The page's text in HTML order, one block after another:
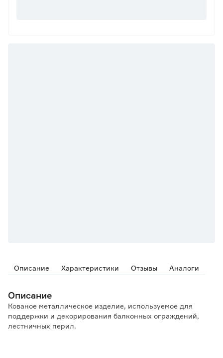
Описание Характеристики Отзывы Аналоги
Описание
Кованое металлическое изделие, используемое для
поддержки и декорирования балконных ограждений,
лестничных перил.